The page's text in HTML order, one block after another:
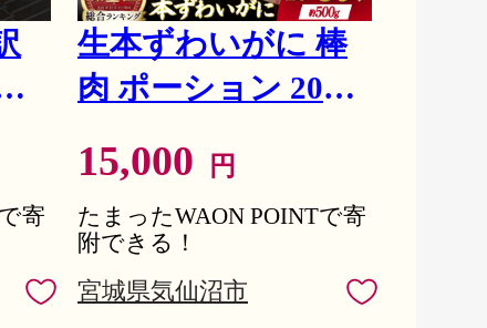
おいしい製品づくりに取り組んでいます。
ができてしまいますので、ご確認の上お申込
連絡ください。なお、ご連絡の時点で発送済
ひ
寄
生本ずわいがに 棒
肉 ポーション 20〜
500g [カネダイ 宮城
県 気仙沼市
20564322] むき身 カ
ニ かに 生 ずわいが
15,000 円
たまったWAON POINTで寄
附できる！
宮城県気仙沼市